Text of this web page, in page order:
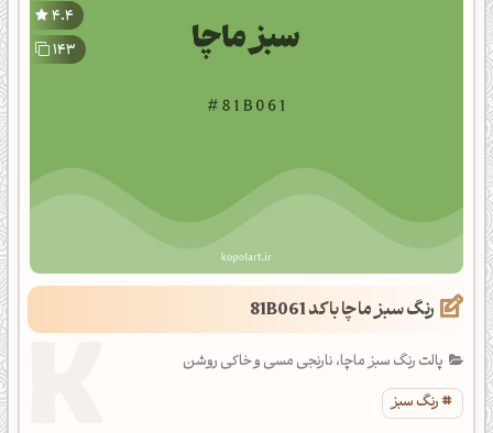
4.4
143
رنگ سبز ماچا با کد 81B061
پالت رنگ سبز ماچا، نارنجی مسی و خاکی روشن
رنگ سبز